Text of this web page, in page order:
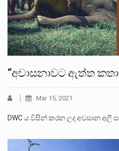
“අවාසනාවට ඇත්ත
Mar 15, 2021
DWC ය විසින් කරන ලද අවසාන අලි